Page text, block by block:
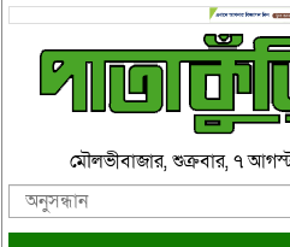
মৌলভীবাজার, শুক্রবার, ৭